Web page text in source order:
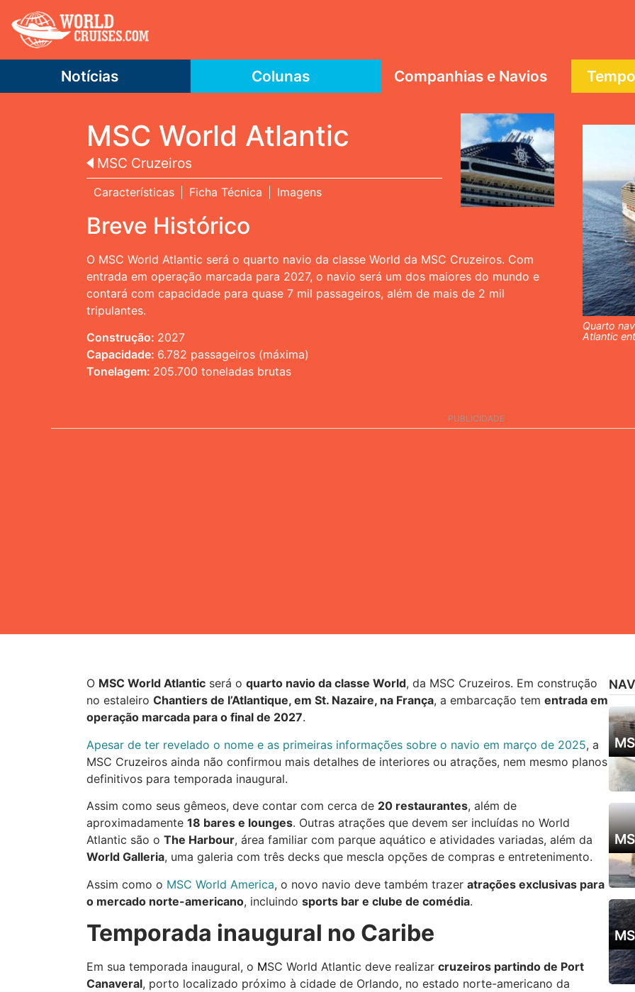
Notícias Colunas Companhias e Navios
MSC World Atlantic
MSC Cruzeiros
Características Ficha Técnica Imagens
Breve Histórico
O MSC World Atlantic será o quarto navio da classe World da MSC Cruzeiros. Com
entrada em operação marcada para 2027, o navio será um dos maiores do mundo e
contará com capacidade para quase 7 mil passageiros, além de mais de 2 mil
tripulantes.
Construção: 2027
Capacidade: 6.782 passageiros (máxima)
Tonelagem: 205.700 toneladas brutas
Quarto
Atlantic
O MSC World Atlantic será o quarto navio da classe World, da MSC Cruzeiros. Em construção
no estaleiro Chantiers de l’Atlantique, em St. Nazaire, na França, a embarcação tem entrada em
operação marcada para o final de 2027.
Apesar de ter revelado o nome e as primeiras informações sobre o navio em março de 2025, a
MSC Cruzeiros ainda não confirmou mais detalhes de interiores ou atrações, nem mesmo planos
definitivos para temporada inaugural.
Assim como seus gêmeos, deve contar com cerca de 20 restaurantes, além de
aproximadamente 18 bares e lounges. Outras atrações que devem ser incluídas no World
Atlantic são o The Harbour, área familiar com parque aquático e atividades variadas, além da
World Galleria, uma galeria com três decks que mescla opções de compras e entretenimento.
Assim como o MSC World America, o novo navio deve também trazer atrações exclusivas para
o mercado norte-americano, incluindo sports bar e clube de comédia.
Temporada inaugural no Caribe
Em sua temporada inaugural, o MSC World Atlantic deve realizar cruzeiros partindo de Port
Canaveral, porto localizado próximo à cidade de Orlando, no estado norte-americano da